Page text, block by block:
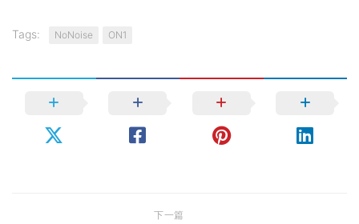
Tags: NoNoise ON1
下一篇